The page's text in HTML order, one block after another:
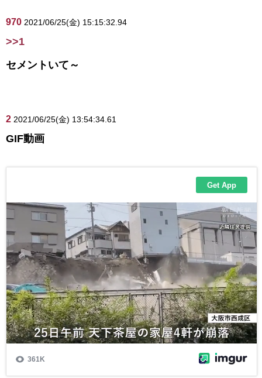
970 2021/06/25(金) 15:15:32.94
>>1
セメントいて～
2 2021/06/25(金) 13:54:34.61
GIF動画